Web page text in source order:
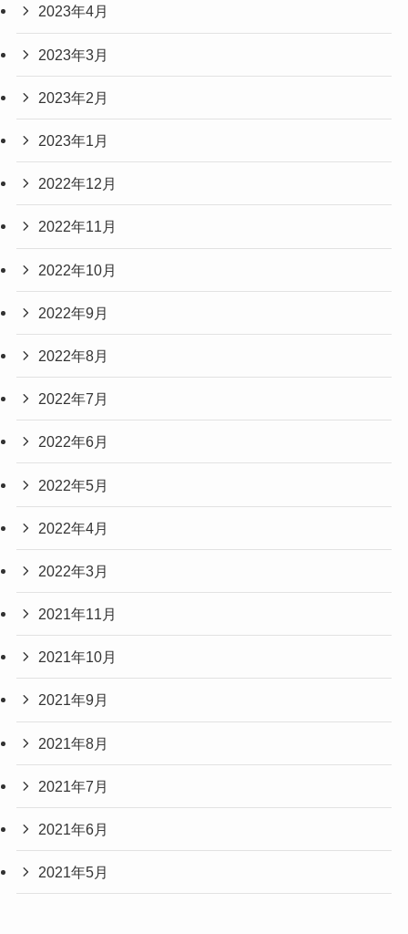
2023年4月
2023年3月
2023年2月
2023年1月
2022年12月
2022年11月
2022年10月
2022年9月
2022年8月
2022年7月
2022年6月
2022年5月
2022年4月
2022年3月
2021年11月
2021年10月
2021年9月
2021年8月
2021年7月
2021年6月
2021年5月